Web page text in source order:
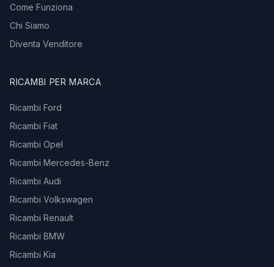
Come Funziona
Chi Siamo
Diventa Venditore
RICAMBI PER MARCA
Ricambi Ford
Ricambi Fiat
Ricambi Opel
Ricambi Mercedes-Benz
Ricambi Audi
Ricambi Volkswagen
Ricambi Renault
Ricambi BMW
Ricambi Kia